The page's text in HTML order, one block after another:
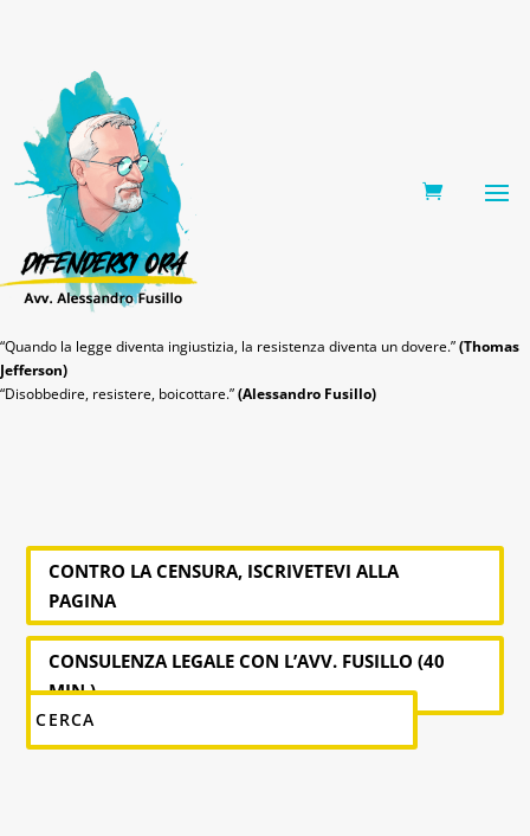
“Quando la legge diventa ingiustizia, la resistenza diventa un dovere.”(Thomas
Jefferson)
“Disobbedire, resistere, boicottare.”(Alessandro Fusillo)
CONTRO LA CENSURA, ISCRIVETEVI ALLA
PAGINA
CONSULENZA LEGALE CON L’AVV. FUSILLO (40
MIN.)